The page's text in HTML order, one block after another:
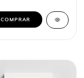
COMPRAR